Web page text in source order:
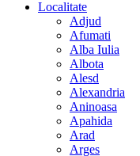
Localitate
Adjud
Afumati
Alba Iulia
Albota
Alesd
Alexandria
Aninoasa
Apahida
Arad
Arges